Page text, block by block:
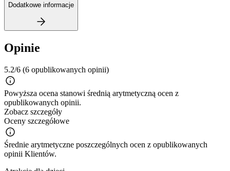
Dodatkowe informacje
Opinie
5.2/6 (6 opublikowanych opinii)
Powyższa ocena stanowi średnią arytmetyczną ocen z
opublikowanych opinii.
Zobacz szczegóły
Oceny szczegółowe
Średnie arytmetyczne poszczególnych ocen z opublikowanych
opinii Klientów.